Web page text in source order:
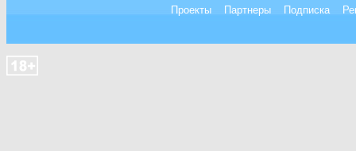
Проекты Партнеры Подписка